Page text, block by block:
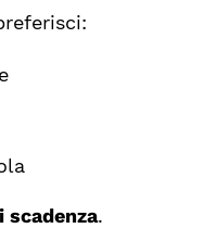
scadenza.